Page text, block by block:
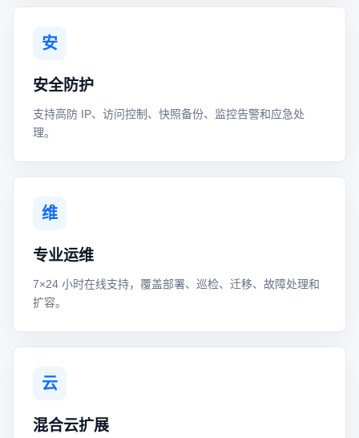
安
安全防护
支持高防 IP、访问控制、快照备份、监控告警和应急处
理。
维
专业运维
7×24 小时在线支持，覆盖部署、巡检、迁移、故障处理和
扩容。
云
混合云扩展